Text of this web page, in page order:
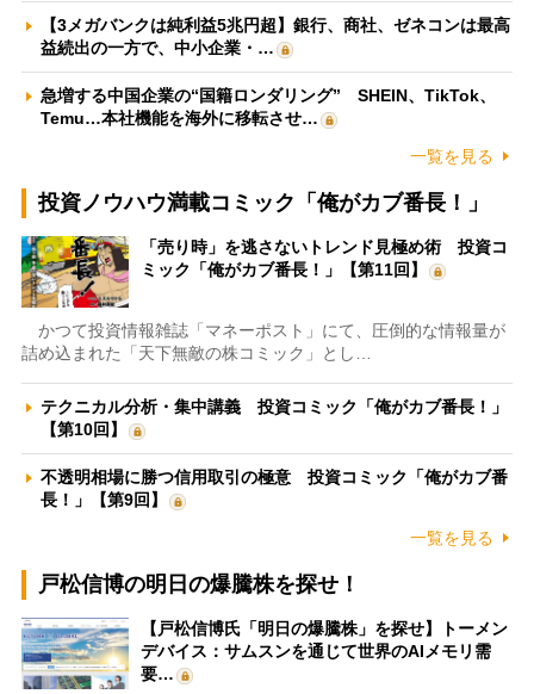
【3メガバンクは純利益5兆円超】銀行、商社、ゼネコンは最高
益続出の一方で、中小企業・…
急増する中国企業の“国籍ロンダリング” SHEIN、TikTok、
Temu…本社機能を海外に移転させ…
一覧を見る
投資ノウハウ満載コミック「俺がカブ番長！」
「売り時」を逃さないトレンド見極め術 投資コ
ミック「俺がカブ番長！」【第11回】
かつて投資情報雑誌「マネーポスト」にて、圧倒的な情報量が
詰め込まれた「天下無敵の株コミック」とし…
テクニカル分析・集中講義 投資コミック「俺がカブ番長！」
【第10回】
不透明相場に勝つ信用取引の極意 投資コミック「俺がカブ番
長！」【第9回】
一覧を見る
戸松信博の明日の爆騰株を探せ！
【戸松信博氏「明日の爆騰株」を探せ】トーメン
デバイス：サムスンを通じて世界のAIメモリ需
要…